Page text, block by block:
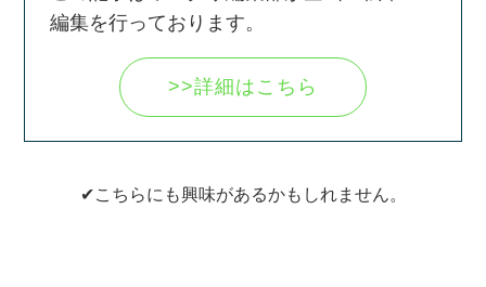
編集を行っております。
>>詳細はこちら
✔こちらにも興味があるかもしれません。